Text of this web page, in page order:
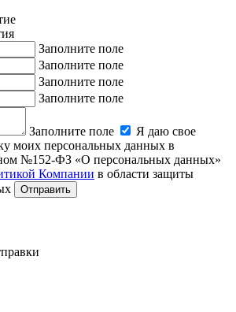
Заполните поле
Заполните поле
Заполните поле
Заполните поле
Заполните поле
Я даю свое
моих персональных данных в
№152-ФЗ «О персональных данных»
Компании в области защиты
Отправить